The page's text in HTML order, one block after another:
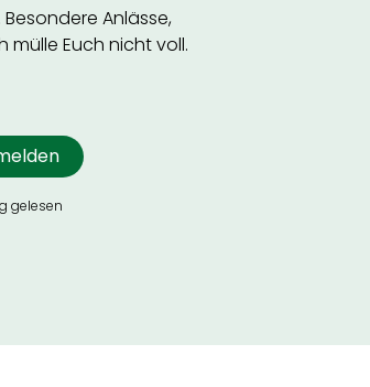
Anlässe,
mülle Euch nicht voll.
gelesen